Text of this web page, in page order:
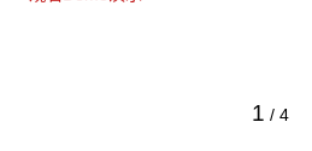
1 / 4